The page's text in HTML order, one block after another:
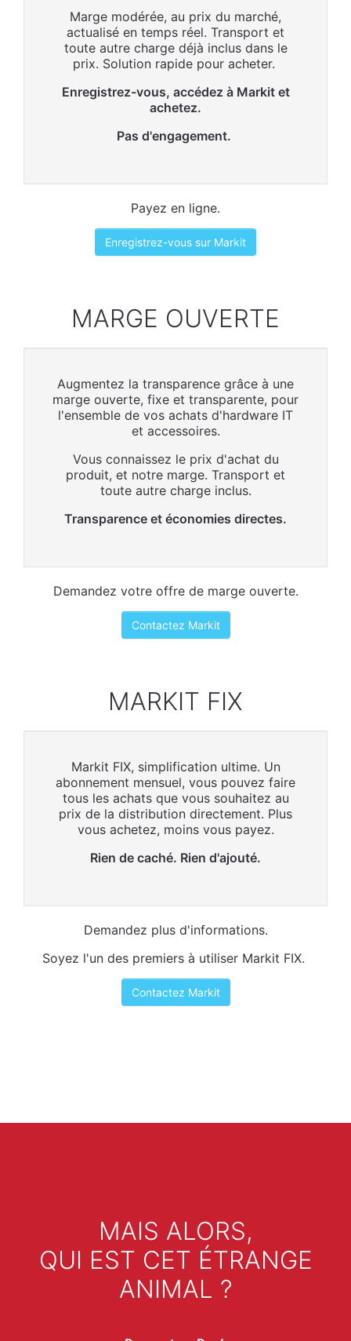
Marge modérée, au prix du marché,
actualisé en temps réel. Transport et
toute autre charge déjà inclus dans le
prix. Solution rapide pour acheter.
Enregistrez-vous, accédez à Markit et
achetez.
Pas d'engagement.
Payez en ligne.
Enregistrez-vous sur Markit
MARGE OUVERTE
Augmentez la transparence grâce à une
marge ouverte, fixe et transparente, pour
l'ensemble de vos achats d'hardware IT
et accessoires.
Vous connaissez le prix d'achat du
produit, et notre marge. Transport et
toute autre charge inclus.
Transparence et économies directes.
Demandez votre offre de marge ouverte.
Contactez Markit
MARKIT FIX
Markit FIX, simplification ultime. Un
abonnement mensuel, vous pouvez faire
tous les achats que vous souhaitez au
prix de la distribution directement. Plus
vous achetez, moins vous payez.
Rien de caché. Rien d'ajouté.
Demandez plus d'informations.
Soyez l'un des premiers à utiliser Markit FIX.
Contactez Markit
MAIS ALORS,
QUI EST CET ÉTRANGE
ANIMAL ?